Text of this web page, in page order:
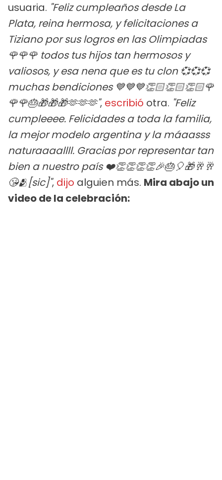
usuaria. "Feliz cumpleaños desde La
Plata, reina hermosa, y felicitaciones a
Tiziano por sus logros en las Olimpiadas
🌹🌹🌹 todos tus hijos tan hermosos y
valiosos, y esa nena que es tu clon 💞💞💞
muchas bendiciones 💙💙💙👏🏻👏🏻👏🏻🌹
🌹🌹🎂🎁🎁🎁🫶🫶🫶", escribió otra. "Feliz
cumpleeee. Felicidades a toda la familia,
la mejor modelo argentina y la máaasss
naturaaaallll. Gracias por representar tan
bien a nuestro país ❤️👏👏👏👏🎉🎂🎈🎁🥂🥂
😘🫂[sic]", dijo alguien más. Mira abajo un
video de la celebración: